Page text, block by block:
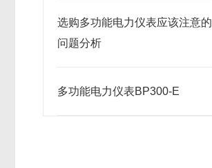
选购多功能电力仪表应该注意的
问题分析
多功能电力仪表BP300-E